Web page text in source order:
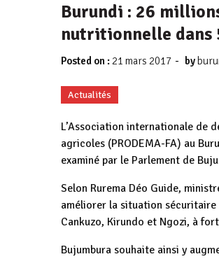
Burundi : 26
nutritionnelle dans
Posted on : 21 mars 2017 - by
Actualités
L’Association internationale de
agricoles (PRODEMA-FA) au
examiné par le Parlement de
Selon Rurema Déo Guide,
améliorer la situation sécuritaire
Cankuzo, Kirundo et Ngozi, à
Bujumbura souhaite ainsi y